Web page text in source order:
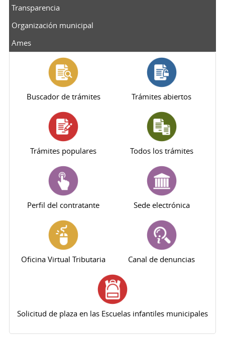
Transparencia
Organización municipal
Ames
Buscador de trámites Trámites abiertos
Trámites populares Todos los trámites
Perfil del contratante Sede electrónica
Oficina Virtual Tributaria Canal de denuncias
Solicitud de plaza en las Escuelas infantiles municipales